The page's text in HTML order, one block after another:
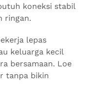
koneksi stabil
ringan.
lepas
keluarga kecil
bersamaan. Loe
tanpa bikin